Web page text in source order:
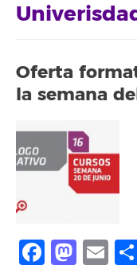
Oferta
la semana